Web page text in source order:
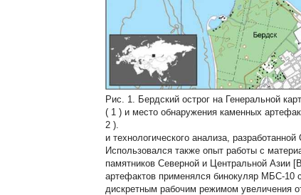
Рис. 1.
Бердский острог на Генеральной
( 1 ) и место обнаружения каменных
2 ).
и технологического анализа,
Использовался также опыт работы с
памятников Северной и Центральной Азии
артефактов применялся бинокуляр МБС-10
дискретным рабочим режимом увеличения